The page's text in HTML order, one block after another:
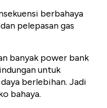
berbahaya
pelepasan gas
banyak power bank
untuk
berlebihan. Jadi
bahaya.